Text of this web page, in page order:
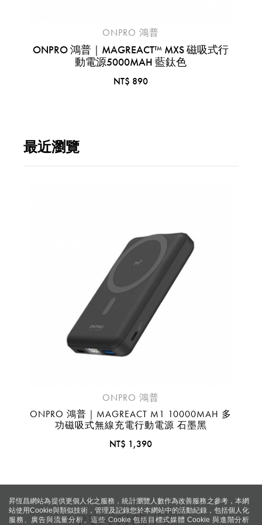
ONPRO 鴻普
ONPRO 鴻普｜MAGREACT™ MXS 磁吸式行
動電源5000MAH 藍鈦色
NT$ 890
最近瀏覽
ONPRO 鴻普
ONPRO 鴻普｜MAGREACT M1 10000MAH 多
功磁吸式無線充電行動電源 石墨黑
NT$ 1,390
昇恆昌網站為提供更個人化之服務，統計瀏覽人數作為改善服務之參考，本網
站使用Cookie與類似技術，管理及記錄您於本網站中的活動紀錄，包括個人化
服務、廣告與流量分析。這些 Cookie 包括目標式媒體 Cookie 與進階分析